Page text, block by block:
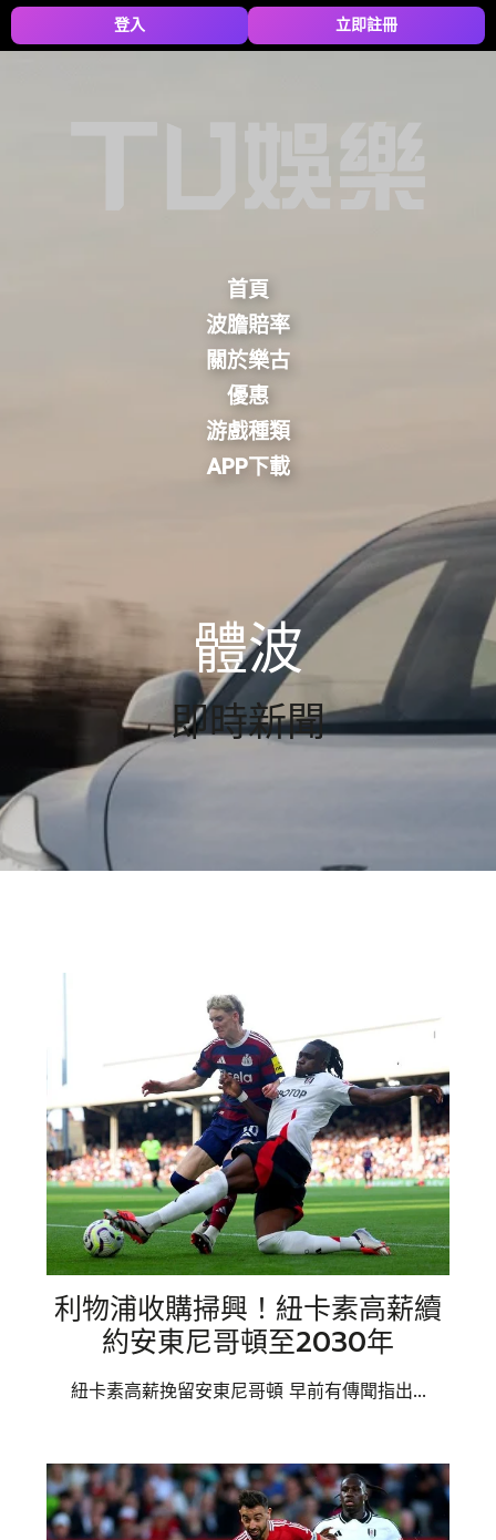
登入 立即註冊
首頁
波膽賠率
關於樂古
優惠
游戲種類
APP下載
體波
即時新聞
利物浦收購掃興！紐卡素高薪續
約安東尼哥頓至2030年
紐卡素高薪挽留安東尼哥頓 早前有傳聞指出...